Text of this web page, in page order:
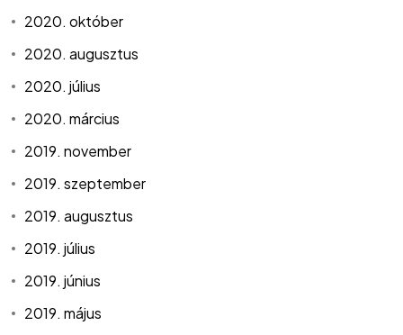
2020. október
2020. augusztus
2020. július
2020. március
2019. november
2019. szeptember
2019. augusztus
2019. július
2019. június
2019. május